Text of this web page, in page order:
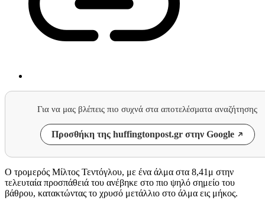
Για να μας βλέπεις πιο συχνά στα αποτελέσματα αναζήτησης
Προσθήκη της huffingtonpost.gr στην Google
Ο τρομερός Μίλτος Τεντόγλου, με ένα άλμα στα 8,41μ στην
τελευταία προσπάθειά του ανέβηκε στο πιο ψηλό σημείο του
βάθρου, κατακτώντας το χρυσό μετάλλιο στο άλμα εις μήκος.